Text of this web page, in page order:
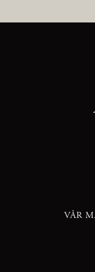
VÅR